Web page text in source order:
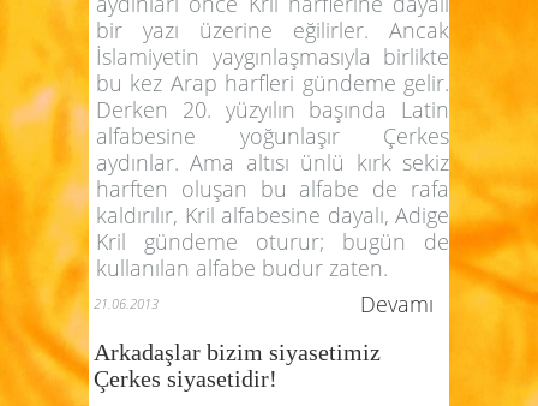
bir yazı üzerine eğilirler. Ancak
İslamiyetin yaygınlaşmasıyla birlikte
bu kez Arap harfleri gündeme gelir.
Derken 20. yüzyılın başında Latin
alfabesine yoğunlaşır Çerkes
aydınlar. Ama altısı ünlü kırk sekiz
harften oluşan bu alfabe de rafa
kaldırılır, Kril alfabesine dayalı, Adige
Kril gündeme oturur; bugün de
kullanılan alfabe budur zaten.
21.06.2013 Devamı
Arkadaşlar bizim siyasetimiz
Çerkes siyasetidir!